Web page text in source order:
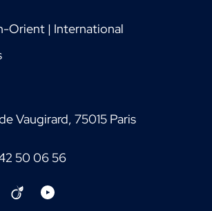
Orient | International
Vaugirard, 75015 Paris
50 06 56